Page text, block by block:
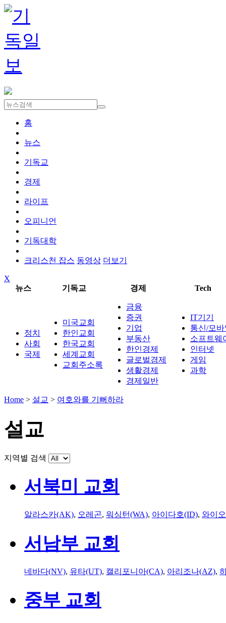
홈
뉴스
기독교
경제
라이프
오피니언
기독대학
크리스천 잡스 동영상 더보기
X
뉴스
기독교 경제 Tech
정치
사회
국제
미국교회
한인교회
한국교회
세계교회
교회주소록
금융
증권
기업
부동산
한인경제
글로벌경제
생활경제
경제일반
IT기기
통신/모
소프트웨
인터넷
게임
과학
Home > 설교 > 여호와를 기뻐하라
설교
지역별 검색
서북미 교회
알라스카(AK), 오레곤, 워싱턴(WA), 아이다호(ID), 와이
서남부 교회
네바다(NV), 유타(UT), 캘리포니아(CA), 아리조나(AZ),
중부 교회